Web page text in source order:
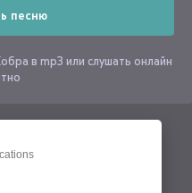
песню
в mp3 или слушать онлайн